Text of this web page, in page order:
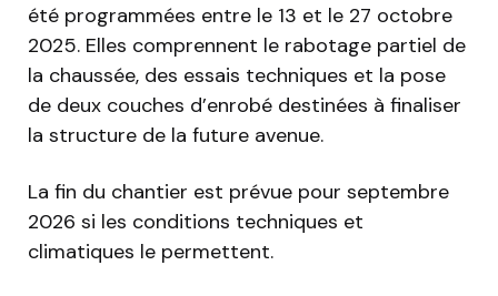
été programmées entre le 13 et le 27 octobre
2025. Elles comprennent le rabotage partiel de
la chaussée, des essais techniques et la pose
de deux couches d’enrobé destinées à finaliser
la structure de la future avenue.
La fin du chantier est prévue pour septembre
2026 si les conditions techniques et
climatiques le permettent.